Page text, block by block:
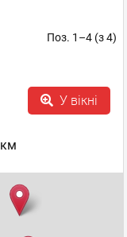
Поз. 1–4 (з 4)
У вікні
км